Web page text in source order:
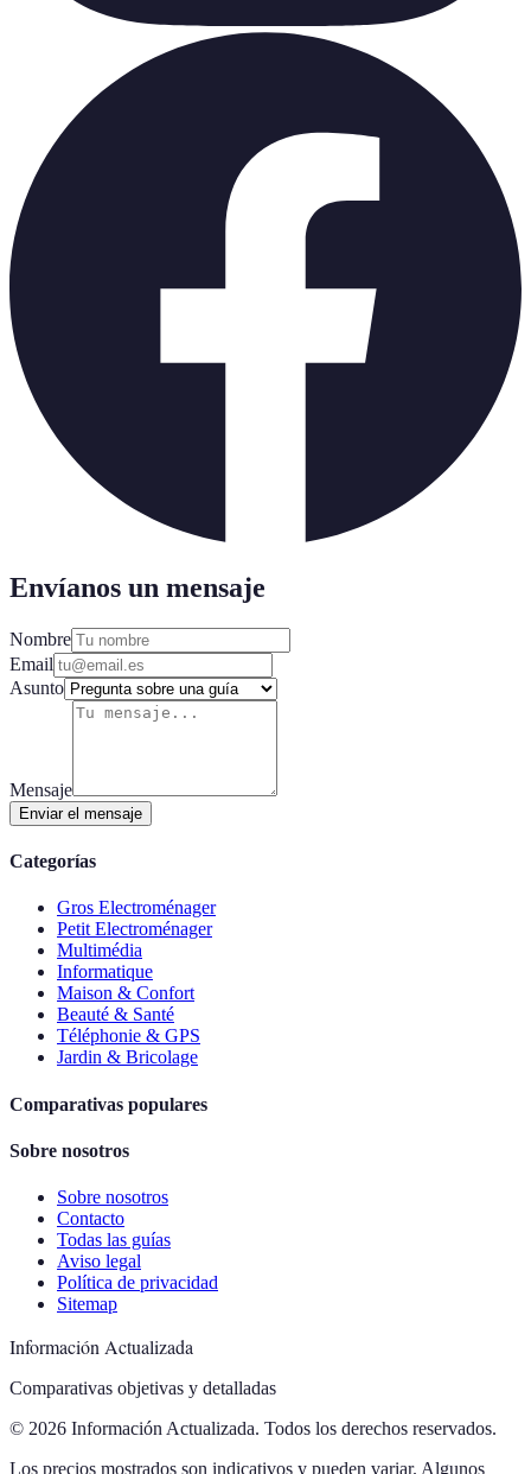
Envíanos un mensaje
Nombre
Email
Asunto
Mensaje
Enviar el mensaje
Categorías
Gros Electroménager
Petit Electroménager
Multimédia
Informatique
Maison & Confort
Beauté & Santé
Téléphonie & GPS
Jardin & Bricolage
Comparativas populares
Sobre nosotros
Sobre nosotros
Contacto
Todas las guías
Aviso legal
Política de privacidad
Sitemap
Información Actualizada
Comparativas objetivas y detalladas
© 2026 Información Actualizada. Todos los derechos reservados.
Los precios mostrados son indicativos y pueden variar. Algunos